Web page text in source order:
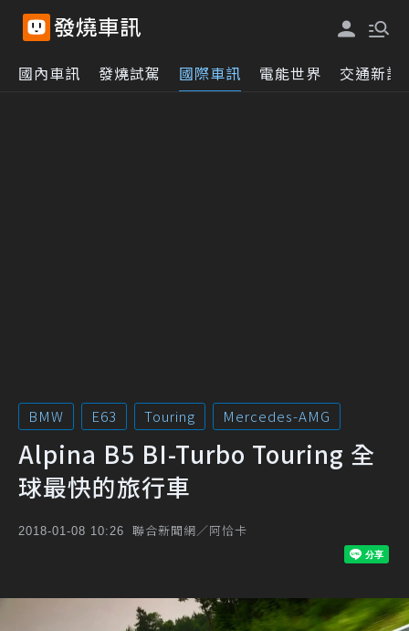
國內車訊 發燒試駕 國際車訊 電能世界 交通新訊
BMW E63 Touring Mercedes-AMG
Alpina B5 BI-Turbo Touring 全
球最快的旅行車
2018-01-08 10:26 聯合新聞網／阿恰卡